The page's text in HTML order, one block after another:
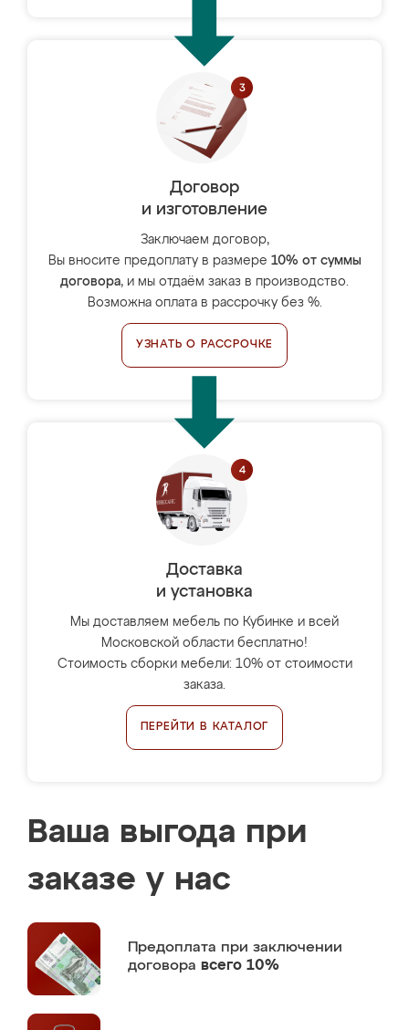
Договор
и изготовление
Заключаем договор,
Вы вносите предоплату в размере 10% от суммы
договора, и мы отдаём заказ в производство.
Возможна оплата в рассрочку без %.
УЗНАТЬ О РАССРОЧКЕ
Доставка
и установка
Мы доставляем мебель по Кубинке и всей
Московской области бесплатно!
Стоимость сборки мебели: 10% от стоимости
заказа.
ПЕРЕЙТИ В КАТАЛОГ
Ваша выгода при
заказе у нас
Предоплата при заключении
договора всего 10%